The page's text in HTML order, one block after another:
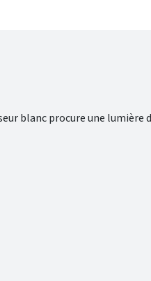
blanc procure une lumière